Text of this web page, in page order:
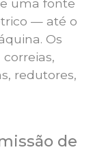
uma fonte
— até o
Os
redutores,
de